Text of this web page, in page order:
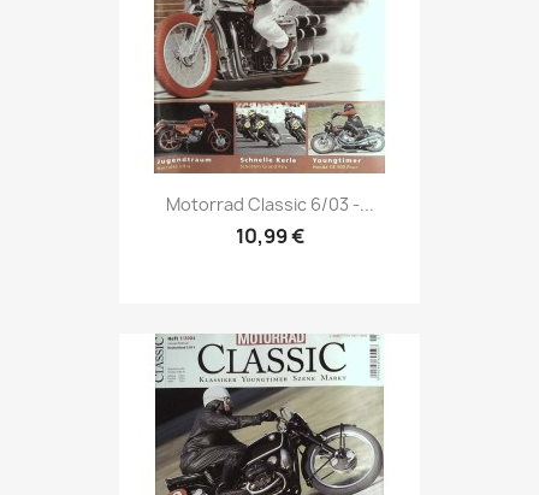
Vorschau
Motorrad Classic 6/03 -...
10,99 €